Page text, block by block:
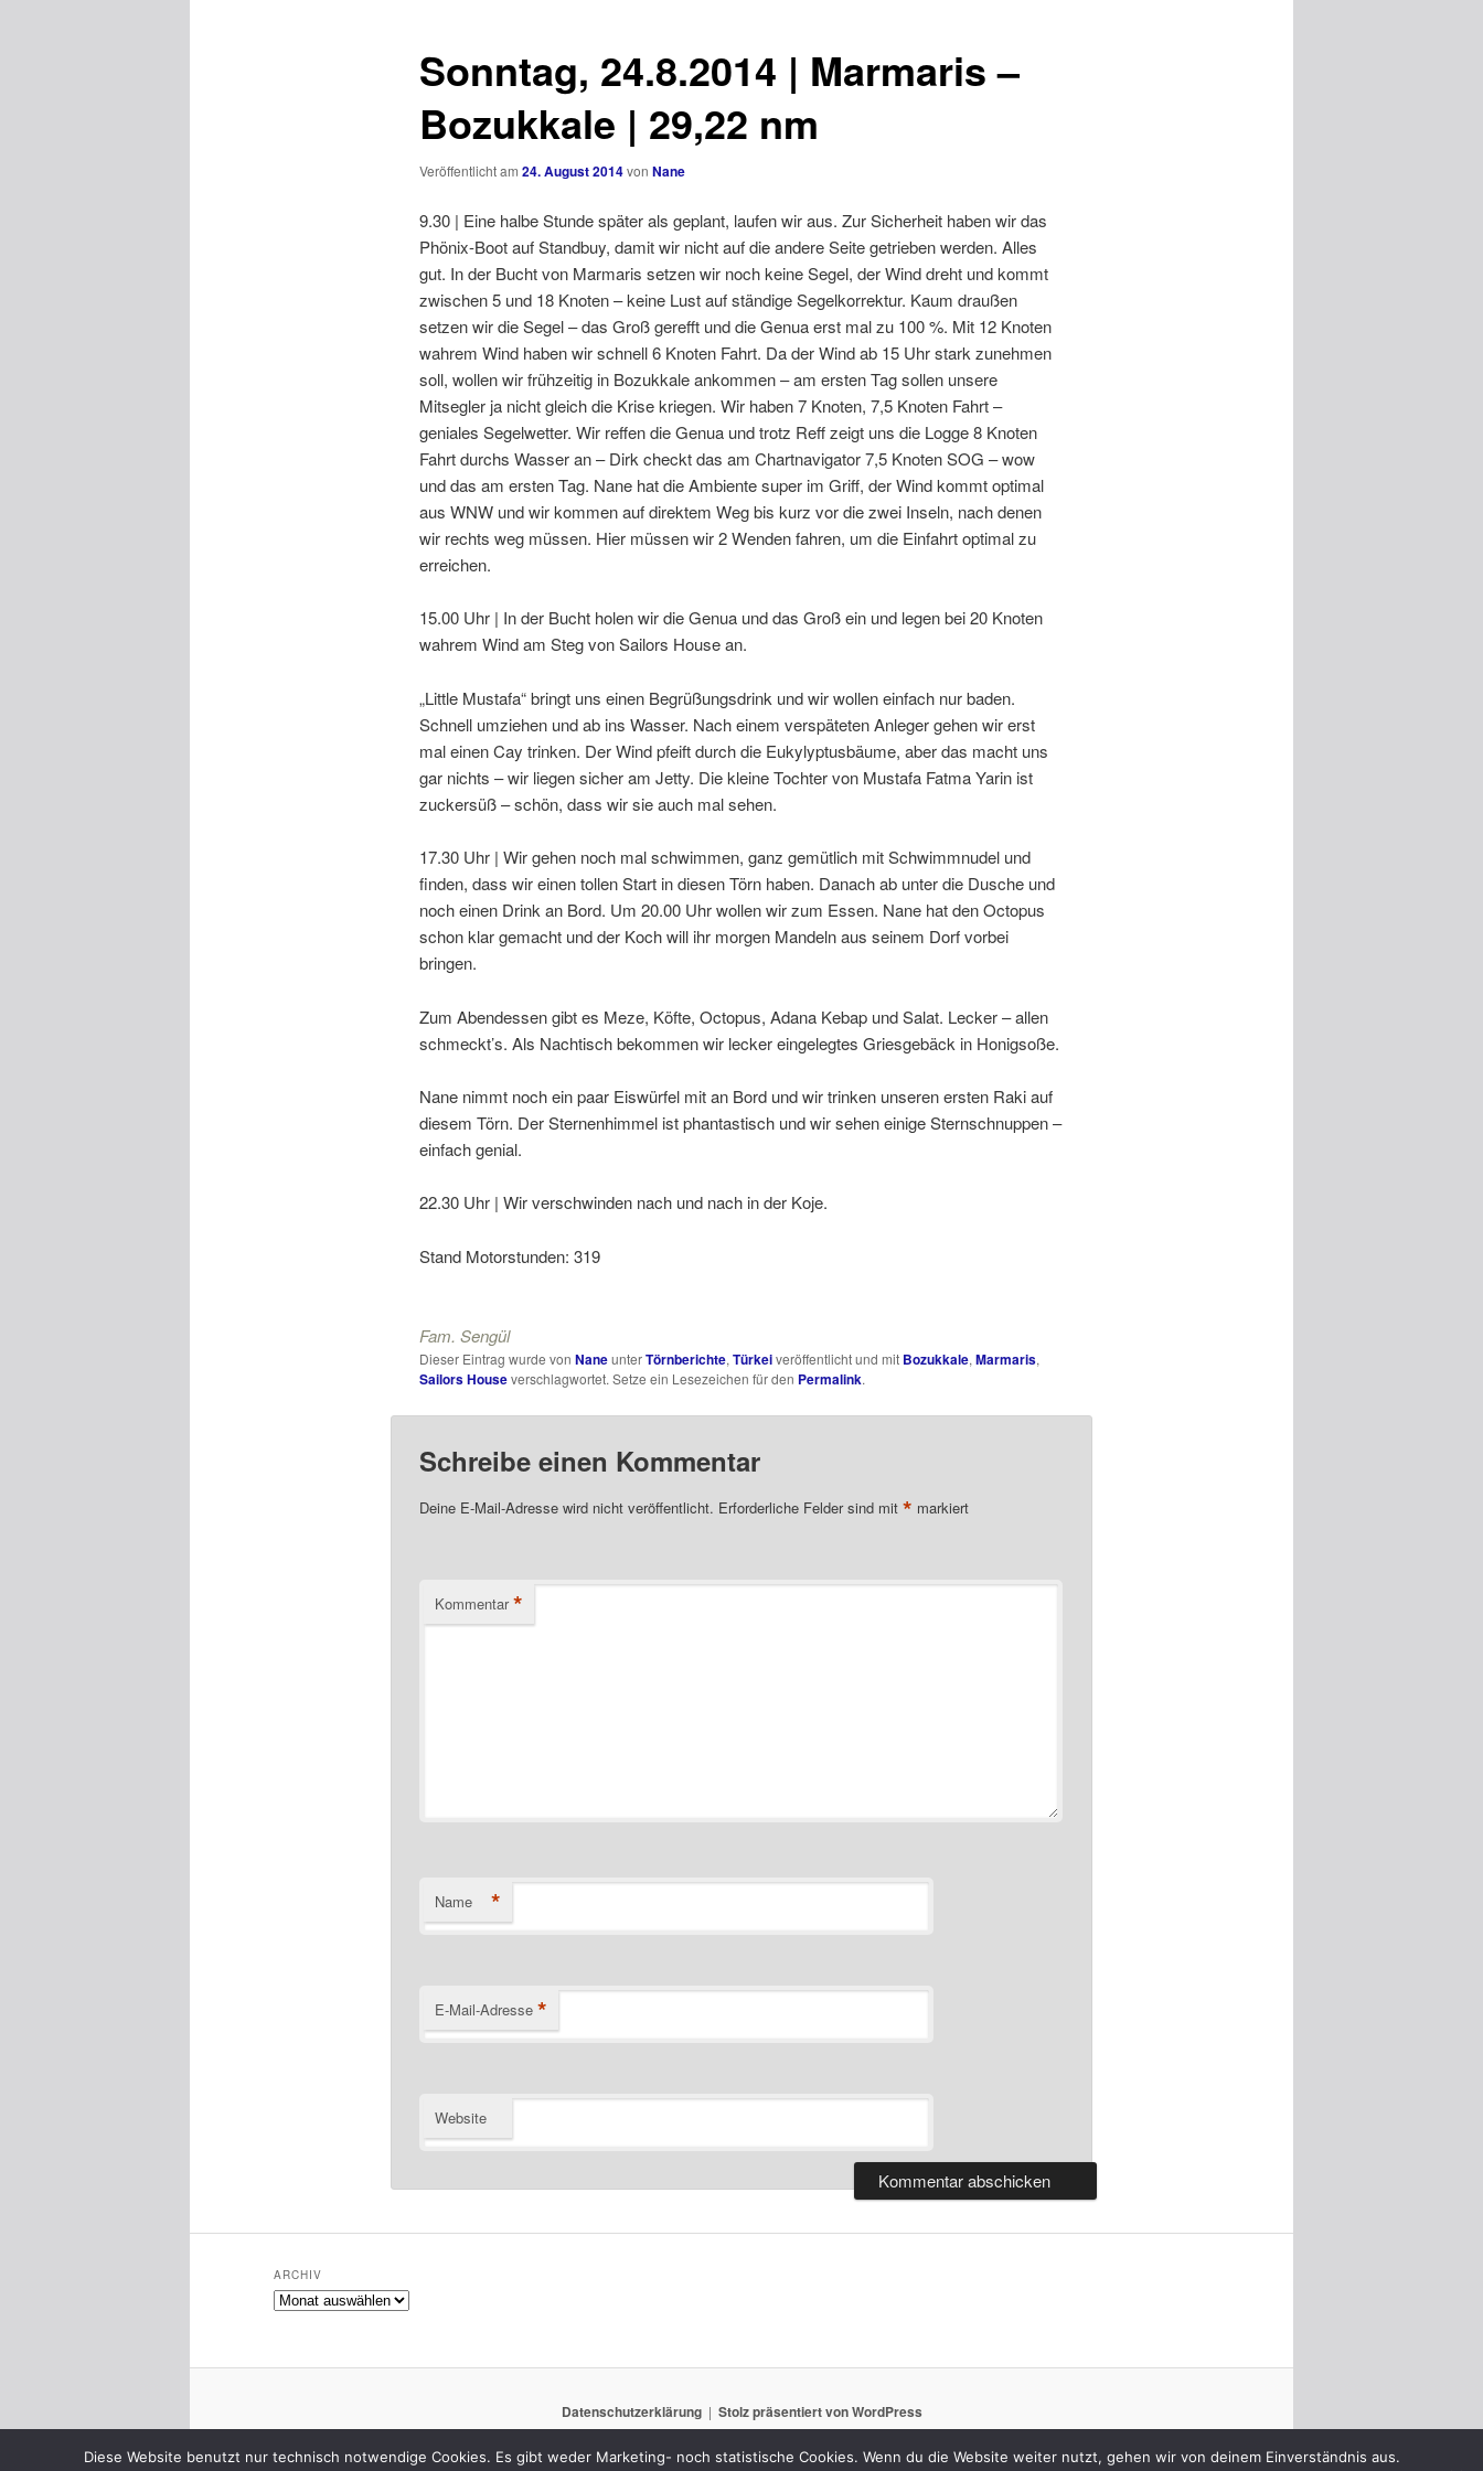
Sonntag, 24.8.2014 | Marmaris –
Bozukkale | 29,22 nm
Veröffentlicht am 24. August 2014von Nane
9.30 | Eine halbe Stunde später als geplant, laufen wir aus. Zur Sicherheit haben wir das
Phönix-Boot auf Standbuy, damit wir nicht auf die andere Seite getrieben werden. Alles
gut. In der Bucht von Marmaris setzen wir noch keine Segel, der Wind dreht und kommt
zwischen 5 und 18 Knoten – keine Lust auf ständige Segelkorrektur. Kaum draußen
setzen wir die Segel – das Groß gerefft und die Genua erst mal zu 100 %. Mit 12 Knoten
wahrem Wind haben wir schnell 6 Knoten Fahrt. Da der Wind ab 15 Uhr stark zunehmen
soll, wollen wir frühzeitig in Bozukkale ankommen – am ersten Tag sollen unsere
Mitsegler ja nicht gleich die Krise kriegen. Wir haben 7 Knoten, 7,5 Knoten Fahrt –
geniales Segelwetter. Wir reffen die Genua und trotz Reff zeigt uns die Logge 8 Knoten
Fahrt durchs Wasser an – Dirk checkt das am Chartnavigator 7,5 Knoten SOG – wow
und das am ersten Tag. Nane hat die Ambiente super im Griff, der Wind kommt optimal
aus WNW und wir kommen auf direktem Weg bis kurz vor die zwei Inseln, nach denen
wir rechts weg müssen. Hier müssen wir 2 Wenden fahren, um die Einfahrt optimal zu
erreichen.
15.00 Uhr | In der Bucht holen wir die Genua und das Groß ein und legen bei 20 Knoten
wahrem Wind am Steg von Sailors House an.
„Little Mustafa“ bringt uns einen Begrüßungsdrink und wir wollen einfach nur baden.
Schnell umziehen und ab ins Wasser. Nach einem verspäteten Anleger gehen wir erst
mal einen Cay trinken. Der Wind pfeift durch die Eukylyptusbäume, aber das macht uns
gar nichts – wir liegen sicher am Jetty. Die kleine Tochter von Mustafa Fatma Yarin ist
zuckersüß – schön, dass wir sie auch mal sehen.
17.30 Uhr | Wir gehen noch mal schwimmen, ganz gemütlich mit Schwimmnudel und
finden, dass wir einen tollen Start in diesen Törn haben. Danach ab unter die Dusche und
noch einen Drink an Bord. Um 20.00 Uhr wollen wir zum Essen. Nane hat den Octopus
schon klar gemacht und der Koch will ihr morgen Mandeln aus seinem Dorf vorbei
bringen.
Zum Abendessen gibt es Meze, Köfte, Octopus, Adana Kebap und Salat. Lecker – allen
schmeckt’s. Als Nachtisch bekommen wir lecker eingelegtes Griesgebäck in Honigsoße.
Nane nimmt noch ein paar Eiswürfel mit an Bord und wir trinken unseren ersten Raki auf
diesem Törn. Der Sternenhimmel ist phantastisch und wir sehen einige Sternschnuppen –
einfach genial.
22.30 Uhr | Wir verschwinden nach und nach in der Koje.
Stand Motorstunden: 319
Fam. Sengül
Dieser Eintrag wurde von NaneunterTörnberichte, Türkeiveröffentlicht und mit Bozukkale, Marmaris,
Sailors Houseverschlagwortet. Setze ein Lesezeichen für den Permalink.
Schreibe einen Kommentar
Deine E-Mail-Adresse wird nicht veröffentlicht. Erforderliche Felder sind mit * markiert
Kommentar *
Name *
E-Mail-Adresse *
Website
ARCHIV
Archiv
Datenschutzerklärung Stolz präsentiert von WordPress
Diese Website benutzt nur technisch notwendige Cookies. Es gibt weder Marketing- noch statistische Cookies. Wenn du die Website weiter nutzt, gehen wir von deinem Einverständnis aus.